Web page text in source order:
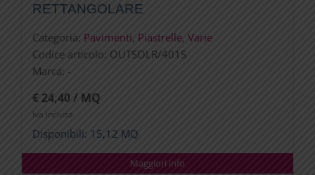
RETTANGOLARE
Categoria: Pavimenti, Piastrelle, Varie
Codice articolo: OUTSOLR/401S
Marca: -
€ 24,40 / MQ
Iva inclusa
Disponibili: 15,12 MQ
Maggiori info